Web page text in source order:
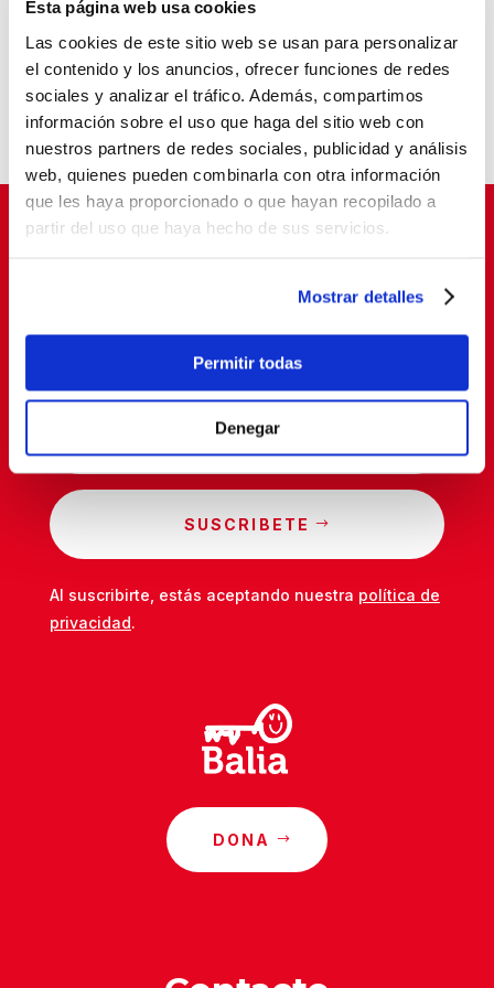
Esta página web usa cookies
Las cookies de este sitio web se usan para personalizar
el contenido y los anuncios, ofrecer funciones de redes
sociales y analizar el tráfico. Además, compartimos
información sobre el uso que haga del sitio web con
nuestros partners de redes sociales, publicidad y análisis
web, quienes pueden combinarla con otra información
que les haya proporcionado o que hayan recopilado a
partir del uso que haya hecho de sus servicios.
Mostrar detalles
Permitir todas
Denegar
La pobreza infantil no se va de vacaciones
Balia, reconocida como entidad pionera en
“Tardes con Plan”
Un aula que cambia vidas
Suscríbete para cambiar vidas
SUSCRIBETE
Al suscribirte, estás aceptando nuestra política de
privacidad.
DONA